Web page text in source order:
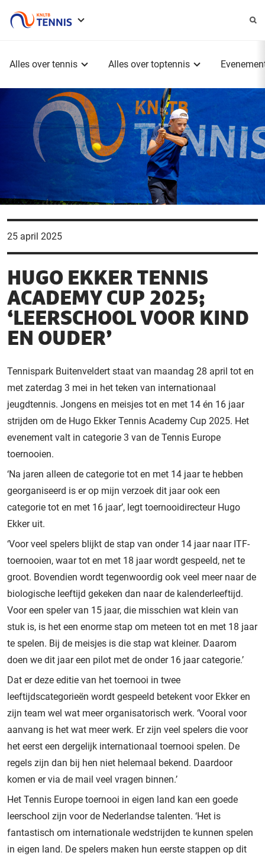
Alles over tennis Alles over toptennis
25 april 2025
HUGO EKKER TENNIS
ACADEMY CUP 2025;
‘LEERSCHOOL VOOR KIND
EN OUDER’
Tennispark Buitenveldert staat van maandag 28 april tot en
met zaterdag 3 mei in het teken van internationaal
jeugdtennis. Jongens en meisjes tot en met 14 én 16 jaar
strijden om de Hugo Ekker Tennis Academy Cup 2025. Het
evenement valt in categorie 3 van de Tennis Europe
toernooien.
‘Na jaren alleen de categorie tot en met 14 jaar te hebben
georganiseerd is er op mijn verzoek dit jaar ook een
categorie tot en met 16 jaar’, legt toernooidirecteur Hugo
Ekker uit.
‘Voor veel spelers blijkt de stap van onder 14 jaar naar ITF-
toernooien, waar tot en met 18 jaar wordt gespeeld, net te
groot. Bovendien wordt tegenwoordig ook veel meer naar de
biologische leeftijd gekeken dan naar de kalenderleeftijd.
Voor een speler van 15 jaar, die misschien wat klein van
stuk is, is het een enorme stap om meteen tot en met 18 jaar
te spelen. Bij de meisjes is die stap wat kleiner. Daarom
doen we dit jaar een pilot met de onder 16 jaar categorie.’
Dat er deze editie van het toernooi in twee
leeftijdscategorieën wordt gespeeld betekent voor Ekker en
zijn team wel wat meer organisatorisch werk. ‘Vooral voor
aanvang is het wat meer werk. Er zijn veel spelers die voor
het eerst een dergelijk internationaal toernooi spelen. De
regels zijn dan bij hen niet helemaal bekend. Daardoor
komen er via de mail veel vragen binnen.’
Het Tennis Europe toernooi in eigen land kan een goede
leerschool zijn voor de Nederlandse talenten. ‘Het is
fantastisch om internationale wedstrijden te kunnen spelen
in eigen land. De spelers maken hun eerste stappen op dit